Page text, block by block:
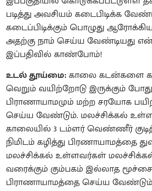
படித்து அவசியம் கடைபிடிக்க
கடைப்பிடிக்கும் பொழுது
அதற்கு நாம் செய்ய வேண்டியது
இப்பதிவில் காண்போம்!
உடல் தூய்மை:காலை கடன்களை
வெறும் வயிற்றோடு இருக்கும் போது
பிராணாயாமமும் மற்ற சரயோக
செய்ய வேண்டும். மலச்சிக்கல்
காலையில் 3 டம்ளர் வெண்ணீர்
நிமிடம் கழித்து பிரணாயாமத்தை
மலச்சிக்கல் உள்ளவர்கள்
வரைக்கும் கும்பகம் இல்லாத
பிராணாயாமத்தை செய்ய